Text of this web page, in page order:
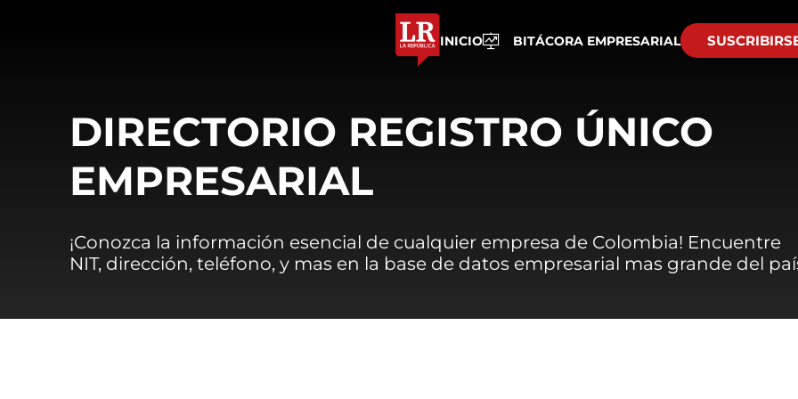
INICIO BITÁCORA EMPRESARIAL
DIRECTORIO REGISTRO ÚNICO
EMPRESARIAL
¡Conozca la información esencial de cualquier empresa de Colombia! Encuentre
NIT, dirección, teléfono, y mas en la base de datos empresarial mas grande del